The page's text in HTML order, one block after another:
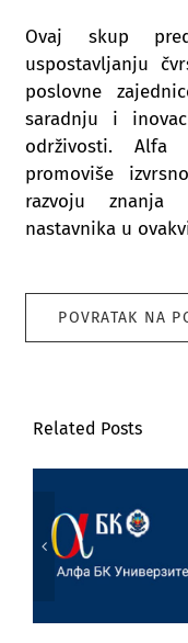
Ovaj skup
uspostavljanju
poslovne
saradnju i
održivosti. Alfa
promoviše
razvoju znanja
nastavnika u
POVRATAK NA
Related Posts
Jezik,
i veštačka